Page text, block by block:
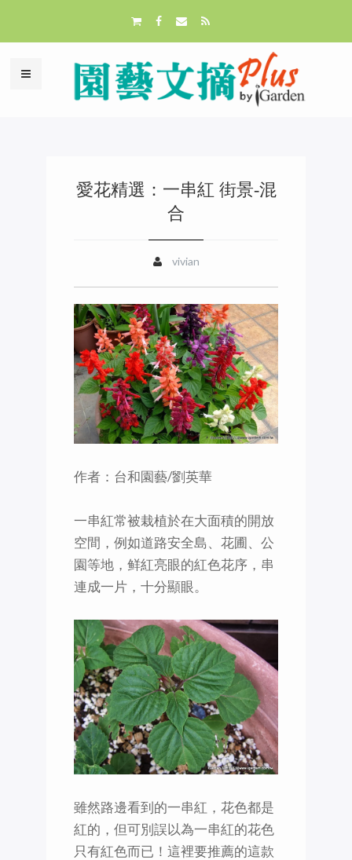
愛花精選：一串紅 街景-混
合
vivian
作者：台和園藝/劉英華
一串紅常被栽植於在大面積的開放
空間，例如道路安全島、花圃、公
園等地，鲜紅亮眼的紅色花序，串
連成一片，十分顯眼。
雖然路邊看到的一串紅，花色都是
紅的，但可別誤以為一串紅的花色
只有紅色而已！這裡要推薦的這款